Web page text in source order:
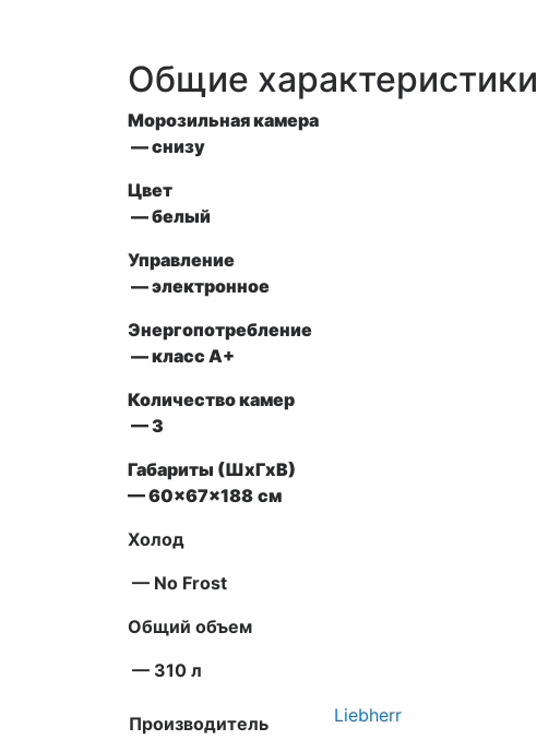
Общие характеристики
Морозильная камера
— снизу
Цвет
— белый
Управление
—электронное
Энергопотребление
— класс A+
Количество камер
— 3
Габариты (ШxГxВ)
— 60x67x188 см
Холод
— No Frost
Общий объем
— 310 л
Производитель Liebherr